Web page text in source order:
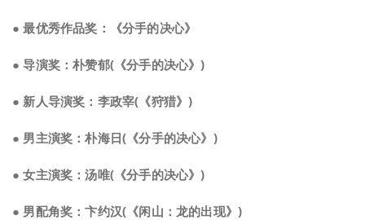
● 最优秀作品奖：《分手的决心》
● 导演奖：朴赞郁(《分手的决心》)
● 新人导演奖：李政宰(《狩猎》)
● 男主演奖：朴海日(《分手的决心》)
● 女主演奖：汤唯(《分手的决心》)
● 男配角奖：卞约汉(《闲山：龙的出现》)